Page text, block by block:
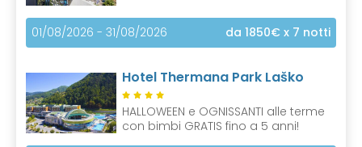
01/08/2026 - 31/08/2026 da 1850€ x 7 notti
Hotel Thermana Park Laško
HALLOWEEN e OGNISSANTI alle terme
con bimbi GRATIS fino a 5 anni!